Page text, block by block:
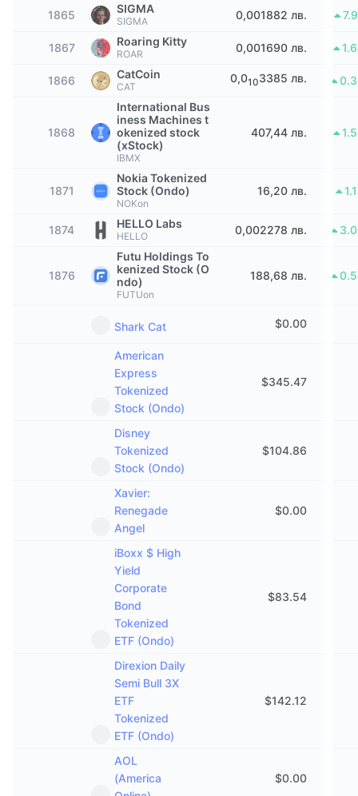
Набиращи популярност
Ново
Крипто
Политика
Технологии
Обща NFT статистика
Предстоящи продажби
Крипто ETF-и
Борсово търгувани фондове на Биткойн
Борсово търгувани фондове на Етериум
Технически анализ
Проценти на финансиране
CMC MCP
Научете повече
Изследвания
Видеоклипове
Терминологичен речник
Научете и спечелете
ICO календар
Календар на събитията
1865 SIGMA
SIGMA 0,001882 лв.
1867 Roaring Kitty
ROAR 0,001690 лв.
1866 CatCoin
CAT
0,0103385 лв.
1868
International Bus
iness Machines t
okenized stock
(xStock)
IBMX
407,44 лв.
1871
Nokia Tokenized
Stock (Ondo)
NOKon
16,20 лв.
1874 HELLO Labs
HELLO 0,002278 лв.
1876
Futu Holdings To
kenized Stock (O
ndo)
FUTUon
188,68 лв.
Shark Cat $0.00
American
Express
Tokenized
Stock (Ondo)
$345.47
Disney
Tokenized
Stock (Ondo)
$104.86
Xavier:
Renegade
Angel
$0.00
iBoxx $ High
Yield
Corporate
Bond
Tokenized
ETF (Ondo)
$83.54
Direxion Daily
Semi Bull 3X
ETF
Tokenized
ETF (Ondo)
$142.12
AOL
(America
$0.00